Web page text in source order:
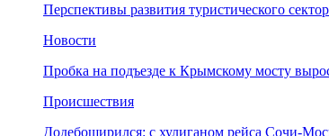
Перспективы развития туристического
Новости
Пробка на подъезде к Крымскому мосту
Происшествия
Додебоширился: с хулиганом рейса Сочи-